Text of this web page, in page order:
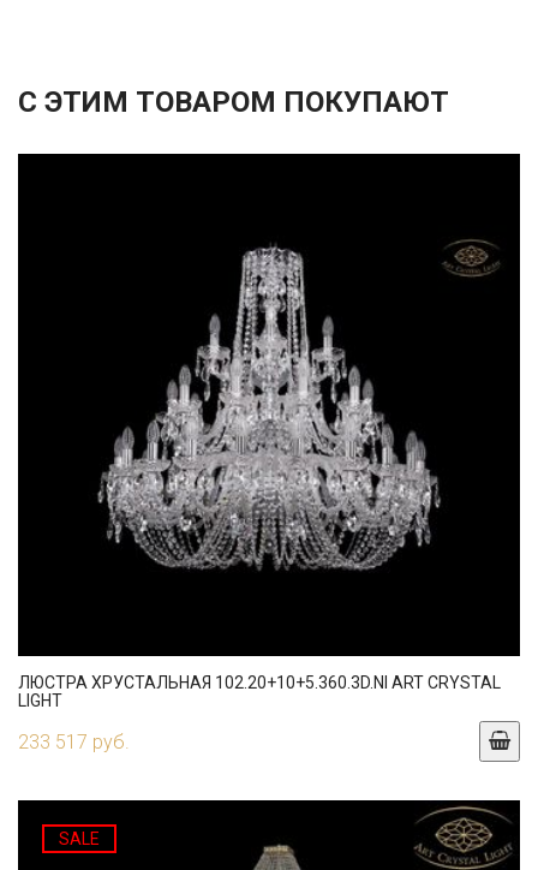
С ЭТИМ ТОВАРОМ ПОКУПАЮТ
ЛЮСТРА ХРУСТАЛЬНАЯ 102.20+10+5.360.3D.NI ART CRYSTAL
LIGHT
233 517 руб.
SALE